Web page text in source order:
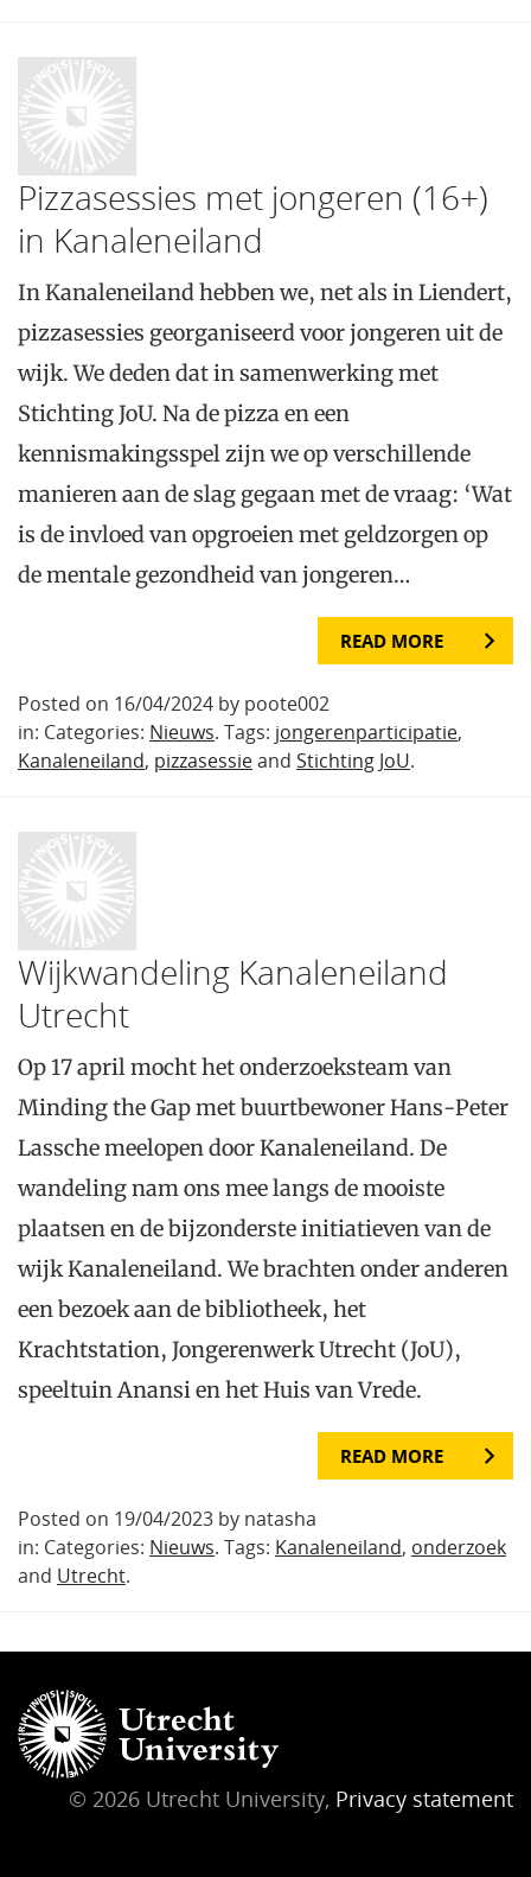
Pizzasessies met jongeren (16+)
in Kanaleneiland
In Kanaleneiland hebben we, net als in Liendert,
pizzasessies georganiseerd voor jongeren uit de
wijk. We deden dat in samenwerking met
Stichting JoU. Na de pizza en een
kennismakingsspel zijn we op verschillende
manieren aan de slag gegaan met de vraag: ‘Wat
is de invloed van opgroeien met geldzorgen op
de mentale gezondheid van jongeren…
READ MORE
Posted on 16/04/2024 by poote002
in: Categories: Nieuws. Tags: jongerenparticipatie,
Kanaleneiland, pizzasessieand Stichting JoU.
Wijkwandeling Kanaleneiland
Utrecht
Op 17 april mocht het onderzoeksteam van
Minding the Gap met buurtbewoner Hans-Peter
Lassche meelopen door Kanaleneiland. De
wandeling nam ons mee langs de mooiste
plaatsen en de bijzonderste initiatieven van de
wijk Kanaleneiland. We brachten onder anderen
een bezoek aan de bibliotheek, het
Krachtstation, Jongerenwerk Utrecht (JoU),
speeltuin Anansi en het Huis van Vrede.
READ MORE
Posted on 19/04/2023 by natasha
in: Categories: Nieuws. Tags: Kanaleneiland, onderzoek
and Utrecht.
© 2026 Utrecht University, Privacy statement